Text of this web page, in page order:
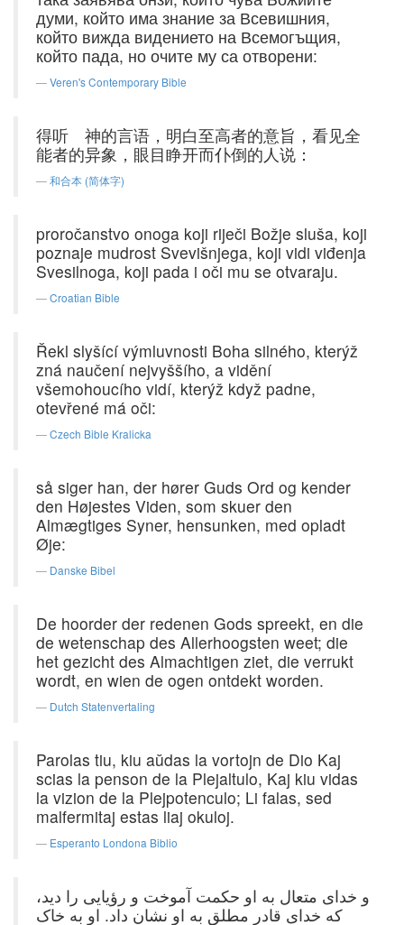
думи, който има знание за Всевишния,
който вижда видението на Всемогъщия,
който пада, но очите му са отворени:
Veren's Contemporary Bible
得听 神的言语，明白至高者的意旨，看见全
能者的异象，眼目睁开而仆倒的人说：
和合本 (简体字)
proročanstvo onoga koji riječi Božje sluša, koji
poznaje mudrost Svevišnjega, koji vidi viđenja
Svesilnoga, koji pada i oči mu se otvaraju.
Croatian Bible
Řekl slyšící výmluvnosti Boha silného, kterýž
zná naučení nejvyššího, a vidění
všemohoucího vidí, kterýž když padne,
otevřené má oči:
Czech Bible Kralicka
så siger han, der hører Guds Ord og kender
den Højestes Viden, som skuer den
Almægtiges Syner, hensunken, med opladt
Øje:
Danske Bibel
De hoorder der redenen Gods spreekt, en die
de wetenschap des Allerhoogsten weet; die
het gezicht des Almachtigen ziet, die verrukt
wordt, en wien de ogen ontdekt worden.
Dutch Statenvertaling
Parolas tiu, kiu aŭdas la vortojn de Dio Kaj
scias la penson de la Plejaltulo, Kaj kiu vidas
la vizion de la Plejpotenculo; Li falas, sed
malfermitaj estas liaj okuloj.
Esperanto Londona Biblio
و خدای متعال به او حکمت آموخت و رؤیایی را دید،
که خدای قادر مطلق به او نشان داد. او به خاک